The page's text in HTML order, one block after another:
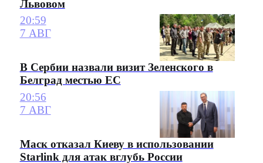
Львовом
20:59
7 АВГ
В Сербии назвали визит Зеленского в
Белград местью ЕС
20:56
7 АВГ
Маск отказал Киеву в использовании
Starlink для атак вглубь России